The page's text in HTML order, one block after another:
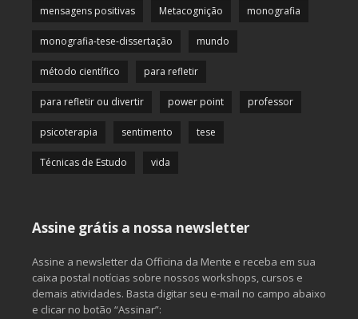
mensagens positivas Metacognição monografia
monografia-tese-dissertação mundo
método científico para refletir
para refletir ou divertir power point professor
psicoterapia sentimento tese
Técnicas de Estudo vida
Assine grátis a nossa newsletter
Assine a newsletter da Officina da Mente e receba em sua
caixa postal notícias sobre nossos workshops, cursos e
demais atividades. Basta digitar seu e-mail no campo abaixo
e clicar no botão “Assinar”: